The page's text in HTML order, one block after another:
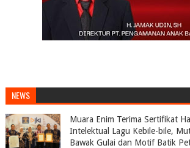
NEWS
Muara Enim Terima Sertifikat
Intelektual Lagu Kebile-bile,
Bawak Gulai dan Motif Batik